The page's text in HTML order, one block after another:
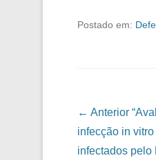
Postado em:
Navegação
← Anterior
infecção in
infectados pelo